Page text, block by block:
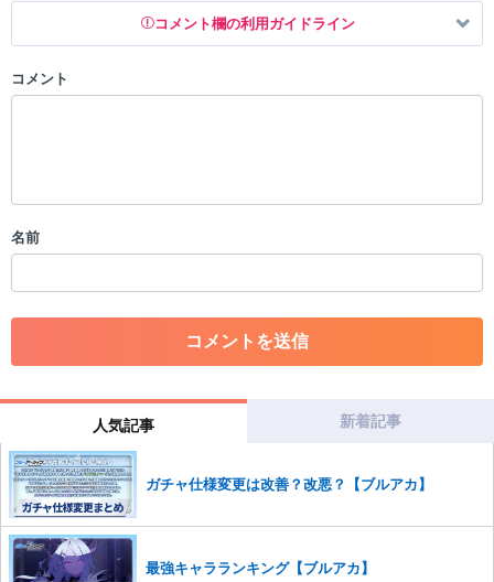
コメント欄の利用ガイドライン
以下の書き込みを禁止とし、場合によってはコメント削除や書き込み制
・一度削除された投稿を再び投稿すること
・アカウントの売買など金銭が絡む内容の投稿
・各ゲームのネタバレを含む内容の投稿
・その他、管理者が不適切と判断した投稿
だけますでしょうか。
せていただきます。ご了承ください。
※一度削除したコメントは復元ができませんのでご注意くだ
さい。
また、過度な利用規約の違反や、弊社に損害の及ぶ内容の書き込みがあ
った場合は、法的措置をとらせていただく場合もございますので、あら
コメント
名前
人気記事 新着記事
ガチャ仕様変更は改善？改悪？【ブルアカ】
最強キャラランキング【ブルアカ】